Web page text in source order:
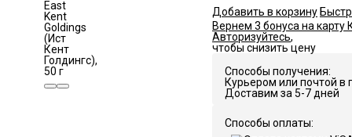
Добавить в корзину
Вернем 3 бонуса на карту
Авторизуйтесь,
чтобы снизить цену
Способы получения:
Курьером или почтой в
Доставим за 5-7 дней
Способы оплаты: